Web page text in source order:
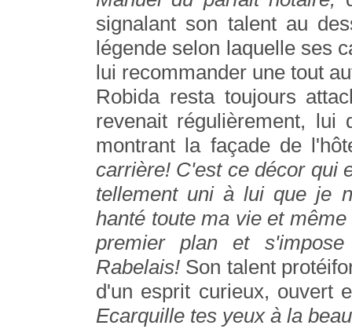
signalant son talent au
légende selon laquelle ses
lui recommander une tout
Robida resta toujours
revenait régulièrement,
montrant la façade de
carrière! C'est ce décor qui
tellement uni à lui que je
hanté toute ma vie et
premier plan et
Rabelais! Son talent
d'un esprit curieux, ouvert
Ecarquille tes yeux à la